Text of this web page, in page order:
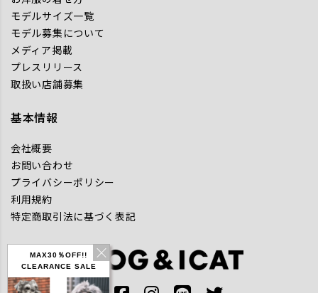
MAX30％OFF!!
CLEARANCE SALE
モデルサイズ一覧
モデル募集について
メディア掲載
プレスリリース
取扱い店舗募集
基本情報
会社概要
お問い合わせ
プライバシーポリシー
利用規約
特定商取引法に基づく表記